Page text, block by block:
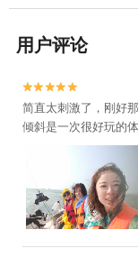
用户评论


简直太刺激了，刚好
倾斜是一次很好玩的